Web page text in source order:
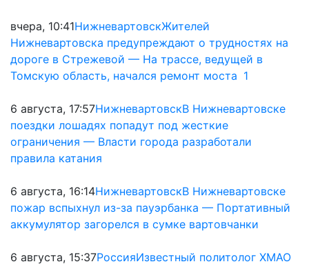
вчера, 10:41НижневартовскЖителей
Нижневартовска предупреждают о трудностях на
дороге в Стрежевой — На трассе, ведущей в
Томскую область, начался ремонт моста 1
6 августа, 17:57НижневартовскВ Нижневартовске
поездки лошадях попадут под жесткие
ограничения — Власти города разработали
правила катания
6 августа, 16:14НижневартовскВ Нижневартовске
пожар вспыхнул из-за пауэрбанка — Портативный
аккумулятор загорелся в сумке вартовчанки
6 августа, 15:37РоссияИзвестный политолог ХМАО